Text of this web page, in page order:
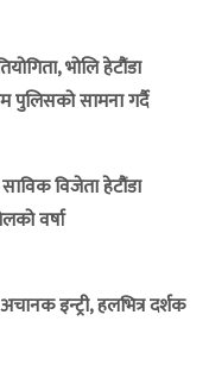
भोलि हेटौंडा
सामना गर्दै
साविक विजेता हेटौंडा
वर्षा
इन्ट्री, हलभित्र दर्शक